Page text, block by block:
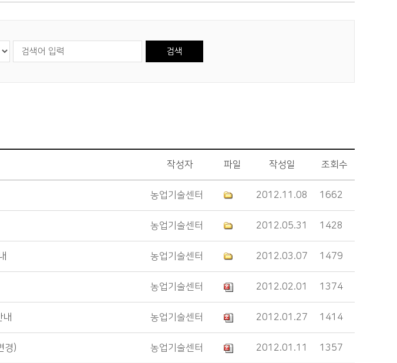
작성자 파일 작성일 조회수
농업기술센터 2012.11.08 1662
농업기술센터 2012.05.31 1428
농업기술센터 2012.03.07 1479
농업기술센터 2012.02.01 1374
농업기술센터 2012.01.27 1414
경) 농업기술센터 2012.01.11 1357